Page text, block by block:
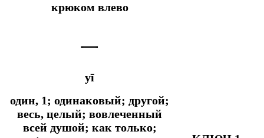
крюком влево
一
yī
один, 1; одинаковый; другой;
весь, целый; вовлеченный
всей душой; как только;